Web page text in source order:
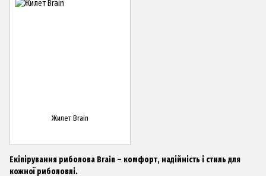
Екіпірування риболова Brain – комфорт, надійність і стиль для
кожної риболовлі.
Жилет Brain